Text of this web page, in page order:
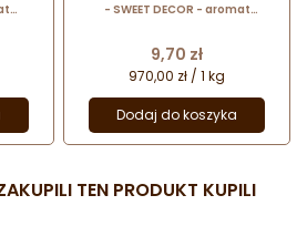
- SWEET DECOR - aromat
smak i zapach
Cena
9,70 zł
970,00 zł / 1 kg
Dodaj do koszyka
TEN PRODUKT KUPILI